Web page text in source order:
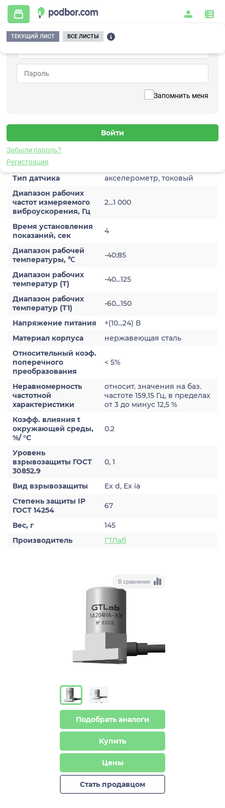
Запомнить меня
Забыли пароль?
Регистрация
ТЕКУЩИЙ ЛИСТ ВСЕ ЛИСТЫ
Главная / Контрольно-измерительные приборы и автоматика / Датчики /
Виброускорения / 1A204HA-200(T)
Датчик виброускорения
Характеристики
Тип датчика
акселерометр, токовый
Диапазон рабочих
частот измеряемого
виброускорения, Гц
2...1 000
Время установления
показаний, сек
4
Диапазон рабочей
температуры, ℃
-40:85
Диапазон рабочих
температур (Т)
-40...125
Диапазон рабочих
температур (Т1)
-60...150
Напряжение питания
+(10...24) В
Материал корпуса
нержавеющая сталь
Относительный коэф.
поперечного
преобразования
< 5%
Неравномерность
частотной
характеристики
относит. значения на баз.
частоте 159,15 Гц, в пределах
от 3 до минус 12,5 %
Коэфф. влияния t
окружающей среды,
%/ °С
0.2
Уровень
взрывозащиты ГОСТ
30852.9
0, 1
Вид взрывозащиты
Ex d, Ex ia
Степень защиты IP
ГОСТ 14254
67
Вес, г
145
Производитель
ГТЛаб
В сравнение
Подобрать аналоги
Купить
Цены
Стать продавцом